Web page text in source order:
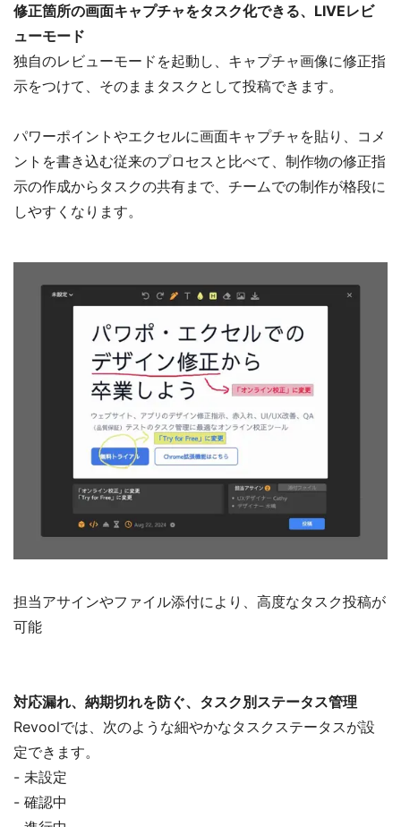
修正箇所の画面キャプチャをタスク化できる、LIVEレビ
ューモード
独自のレビューモードを起動し、キャプチャ画像に修正指
示をつけて、そのままタスクとして投稿できます。
パワーポイントやエクセルに画面キャプチャを貼り、コメ
ントを書き込む従来のプロセスと比べて、制作物の修正指
示の作成からタスクの共有まで、チームでの制作が格段に
しやすくなります。
担当アサインやファイル添付により、高度なタスク投稿が
可能
対応漏れ、納期切れを防ぐ、タスク別ステータス管理
Revoolでは、次のような細やかなタスクステータスが設
定できます。
- 未設定
- 確認中